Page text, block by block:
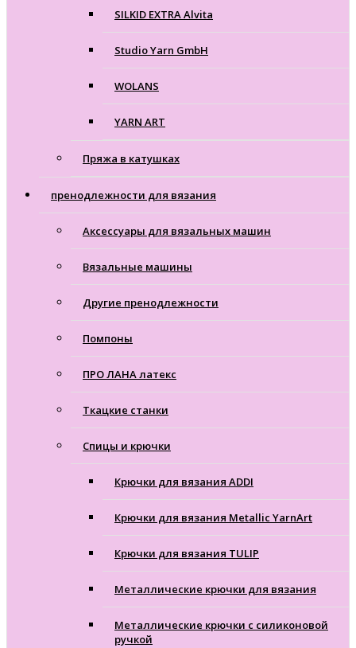
SILKID EXTRA Alvita
Studio Yarn GmbH
WOLANS
YARN ART
Пряжа в катушках
пренодлежности для вязания
Аксессуары для вязальных машин
Вязальные машины
Другие пренодлежности
Помпоны
ПРО ЛАНА латекс
Ткацкие станки
Cпицы и крючки
Крючки для вязания ADDI
Крючки для вязания Metallic YarnArt
Крючки для вязания TULIP
Металлические крючки для вязания
Металлические крючки с силиконовой
ручкой